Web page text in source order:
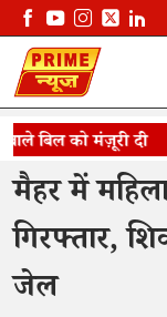
बिल को मंज़ूरी दी
दुराचार का आरोपी
मैहर में
गिरफ्तार,
जेल